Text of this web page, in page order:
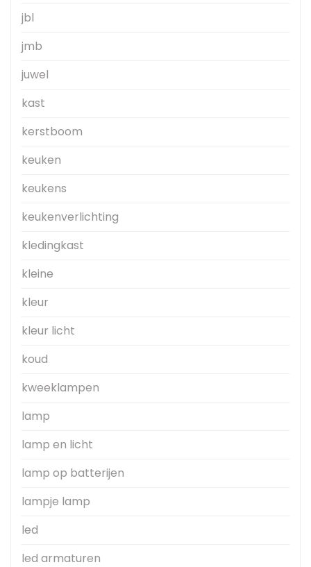
jbl
jmb
juwel
kast
kerstboom
keuken
keukens
keukenverlichting
kledingkast
kleine
kleur
kleur licht
koud
kweeklampen
lamp
lamp en licht
lamp op batterijen
lampje lamp
led
led armaturen